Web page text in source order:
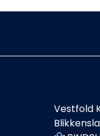
Vestfold